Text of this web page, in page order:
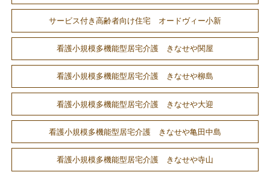
サービス付き高齢者向け住宅 オードヴィー小新
看護小規模多機能型居宅介護 きなせや関屋
看護小規模多機能型居宅介護 きなせや柳島
看護小規模多機能型居宅介護 きなせや大迎
看護小規模多機能型居宅介護 きなせや亀田中島
看護小規模多機能型居宅介護 きなせや寺山